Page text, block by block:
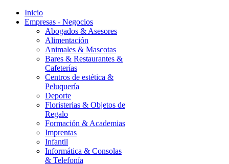
Inicio
Empresas - Negocios
Abogados & Asesores
Alimentación
Animales & Mascotas
Bares & Restaurantes &
Cafeterías
Centros de estética &
Peluquería
Deporte
Floristerias & Objetos de
Regalo
Formación & Academias
Imprentas
Infantil
Informática & Consolas
& Telefonía